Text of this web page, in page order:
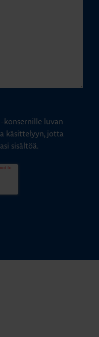
konsernille luvan
käsittelyyn, jotta
sisältöä.